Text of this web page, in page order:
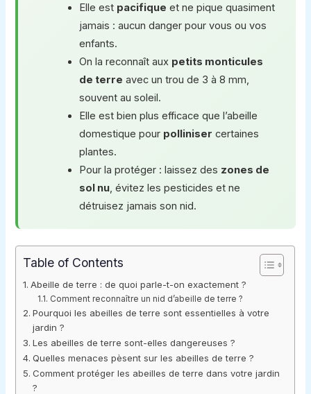
Elle est pacifique et ne pique quasiment
jamais : aucun danger pour vous ou vos
enfants.
On la reconnaît aux petits monticules
de terre avec un trou de 3 à 8 mm,
souvent au soleil.
Elle est bien plus efficace que l’abeille
domestique pour polliniser certaines
plantes.
Pour la protéger : laissez des zones de
sol nu, évitez les pesticides et ne
détruisez jamais son nid.
Table of Contents
Abeille de terre : de quoi parle-t-on exactement ?
Comment reconnaître un nid d’abeille de terre ?
Pourquoi les abeilles de terre sont essentielles à votre
jardin ?
Les abeilles de terre sont-elles dangereuses ?
Quelles menaces pèsent sur les abeilles de terre ?
Comment protéger les abeilles de terre dans votre jardin
?